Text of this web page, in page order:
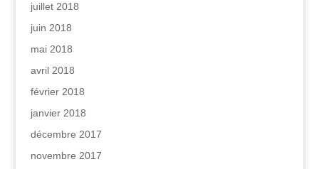
juillet 2018
juin 2018
mai 2018
avril 2018
février 2018
janvier 2018
décembre 2017
novembre 2017